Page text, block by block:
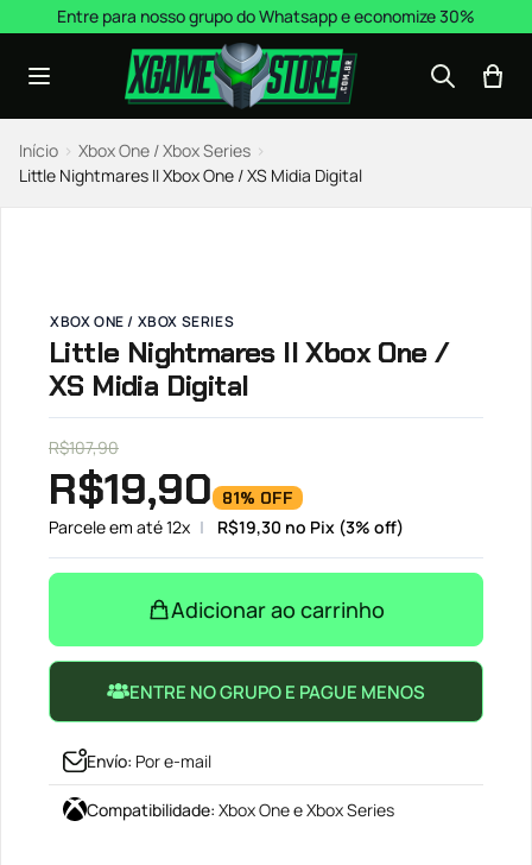
Pular para o conteúdo
Entre para nosso grupo do Whatsapp e economize 30%
Início › Xbox One / Xbox Series ›
Little Nightmares II Xbox One / XS Midia Digital
XBOX ONE / XBOX SERIES
Little Nightmares II Xbox One /
XS Midia Digital
R$107,90
R$19,90 81% OFF
Parcele em até 12x R$19,30 no Pix (3% off)
Adicionar ao carrinho
ENTRE NO GRUPO E PAGUE MENOS
Envío: Por e-mail
Compatibilidade: Xbox One e Xbox Series